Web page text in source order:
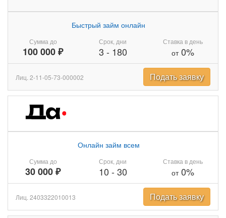
Сумма до
100 000 ₽
Быстрый займ онлайн
Срок, дни
3 - 180
Ставка в день
от0%
Лиц. 2-11-05-73-000002 Подать заявку
Сумма до
30 000 ₽
Онлайн займ всем
Срок, дни
10 - 30
Ставка в день
от0%
Лиц. 2403322010013 Подать заявку